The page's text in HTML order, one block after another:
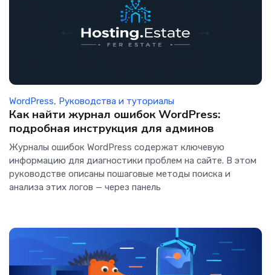
WordPress, Руководства и туториалы
Как найти журнал ошибок WordPress:
подробная инструкция для админов
Журналы ошибок WordPress содержат ключевую
информацию для диагностики проблем на сайте. В этом
руководстве описаны пошаговые методы поиска и
анализа этих логов — через панель